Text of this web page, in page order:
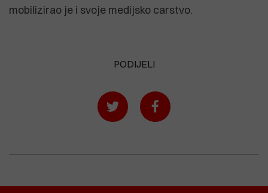
mobilizirao je i svoje medijsko carstvo.
PODIJELI